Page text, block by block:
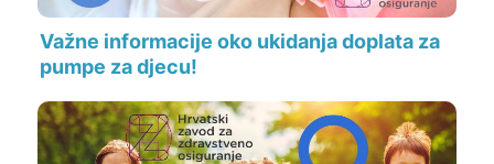
Važne informacije oko ukidanja doplata za
pumpe za djecu!